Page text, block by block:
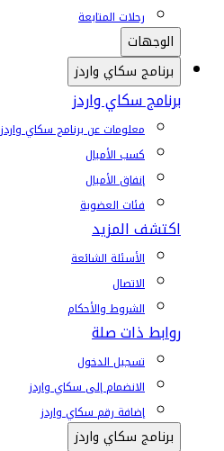
رحلات المتابعة
الوجهات
برنامج سكاي واردز
برنامج سكاي واردز
معلومات عن برنامج سكاي واردز
كسب الأميال
إنفاق الأميال
فئات العضوية
اكتشف المزيد
الأسئلة الشائعة
الاتصال
الشروط والأحكام
روابط ذات صلة
تسجيل الدخول
الانضمام إلى سكاي واردز
إضافة رقم سكاي واردز
برنامج سكاي واردز